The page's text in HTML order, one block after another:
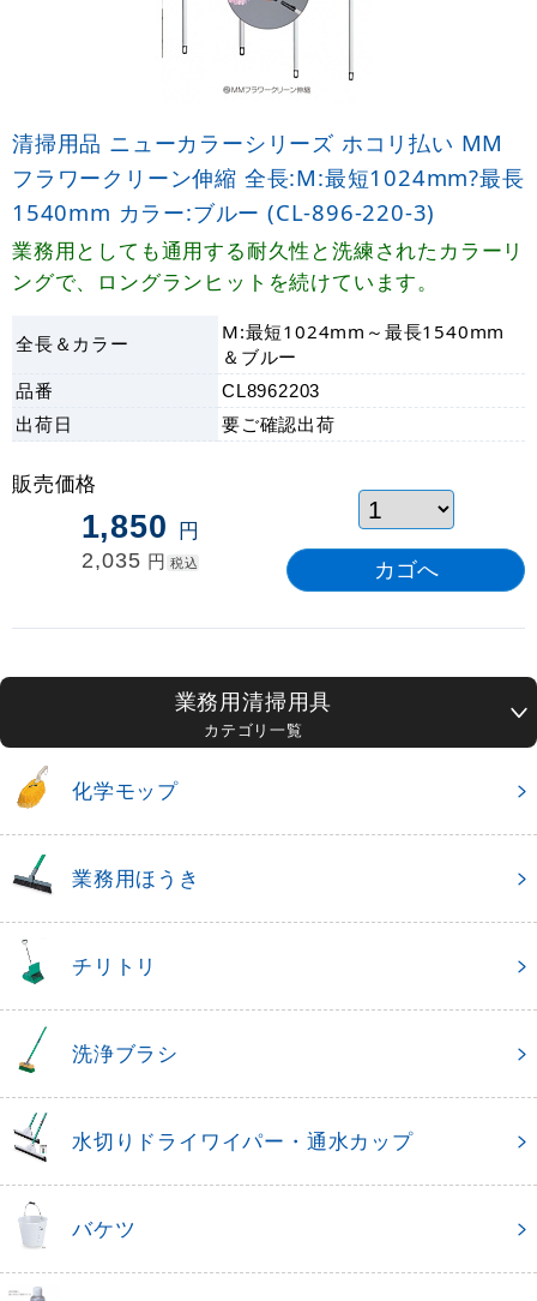
清掃用品 ニューカラーシリーズ ホコリ払い MM
フラワークリーン伸縮 全長:M:最短1024mm?最長
1540mm カラー:ブルー (CL-896-220-3)
業務用としても通用する耐久性と洗練されたカラーリ
ングで、ロングランヒットを続けています。
全長＆カラー
M:最短1024mm～最長1540mm
＆ブルー
品番
CL8962203
出荷日 要ご確認出荷
販売価格
1,850 円
2,035 円 税込
業務用清掃用具
カテゴリ一覧
化学モップ
業務用ほうき
チリトリ
洗浄ブラシ
水切りドライワイパー・通水カップ
バケツ